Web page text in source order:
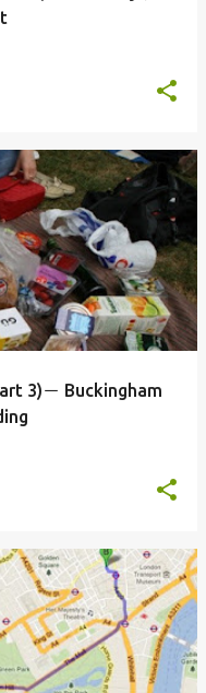
3)－ Buckingham